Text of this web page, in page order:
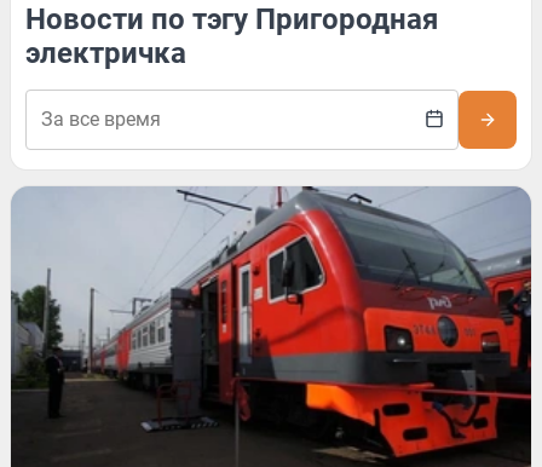
Новости по тэгу Пригородная
электричка